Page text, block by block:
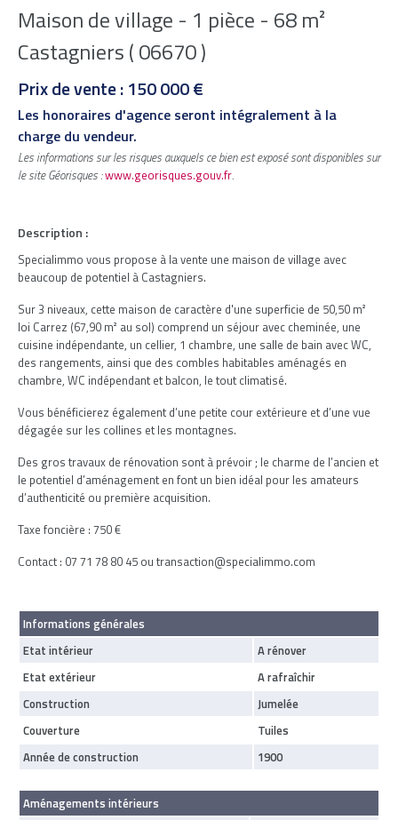
Maison de village - 1 pièce - 68 m²
Castagniers ( 06670 )
Prix de vente : 150 000 €
Les honoraires d'agence seront intégralement à la
charge du vendeur.
Les informations sur les risques auxquels ce bien est exposé sont disponibles sur
le site Géorisques :www.georisques.gouv.fr.
Description :
Specialimmo vous propose à la vente une maison de village avec
beaucoup de potentiel à Castagniers.
Sur 3 niveaux, cette maison de caractère d'une superficie de 50,50 m²
loi Carrez (67,90 m² au sol) comprend un séjour avec cheminée, une
cuisine indépendante, un cellier, 1 chambre, une salle de bain avec WC,
des rangements, ainsi que des combles habitables aménagés en
chambre, WC indépendant et balcon, le tout climatisé.
Vous bénéficierez également d’une petite cour extérieure et d’une vue
dégagée sur les collines et les montagnes.
Des gros travaux de rénovation sont à prévoir ; le charme de l’ancien et
le potentiel d’aménagement en font un bien idéal pour les amateurs
d’authenticité ou première acquisition.
Taxe foncière : 750 €
Contact : 07 71 78 80 45 ou transaction@specialimmo.com
Informations générales
Etat intérieur
A rénover
Etat extérieur
A rafraîchir
Construction
Jumelée
Couverture
Tuiles
Année de construction
1900
Aménagements intérieurs